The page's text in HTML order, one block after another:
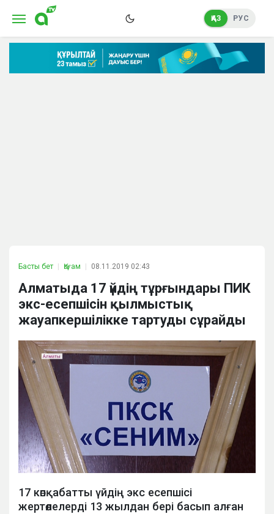
ҚАЗ РУС
Басты бет Қоғам 08.11.2019 02:43
Алматыда 17 үйдің тұрғындары ПИК
экс-есепшісін қылмыстық
жауапкершілікке тартуды сұрайды
17 көпқабатты үйдің экс есепшісі
жертөлелерді 13 жылдан бері басып алған